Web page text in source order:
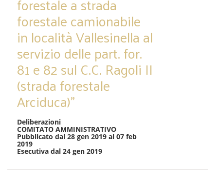
forestale camionabile
in località Vallesinella al
servizio delle part. for.
81 e 82 sul C.C. Ragoli II
(strada forestale
Arciduca)”
Deliberazioni
COMITATO AMMINISTRATIVO
Pubblicato dal 28 gen 2019 al 07 feb
2019
Esecutiva dal 24 gen 2019